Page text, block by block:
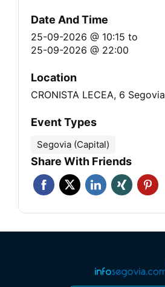
Date And Time
25-09-2026 @ 10:15 to
25-09-2026 @ 22:00
Location
CRONISTA LECEA, 6 Segovia
Event Types
Segovia (Capital)
Share With Friends